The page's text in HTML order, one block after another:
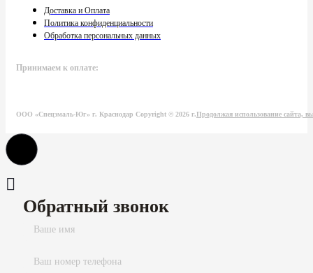
Доставка и Оплата
Политика конфиденциальности
Обработка персональных данных
Принимаем к оплате:
ООО «Спецэмаль-Юг» г. Краснодар Copyright © 2026 г.Продолжая использование сайта,
Обратный звонок